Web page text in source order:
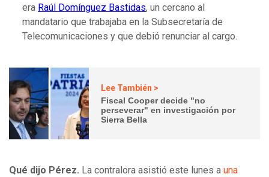
era Raúl Domínguez Bastidas, un cercano al
mandatario que trabajaba en la Subsecretaría de
Telecomunicaciones y que debió renunciar al cargo.
Lee También >
Fiscal Cooper decide "no
perseverar" en investigación por
Sierra Bella
Qué dijo Pérez. La contralora asistió este lunes a una